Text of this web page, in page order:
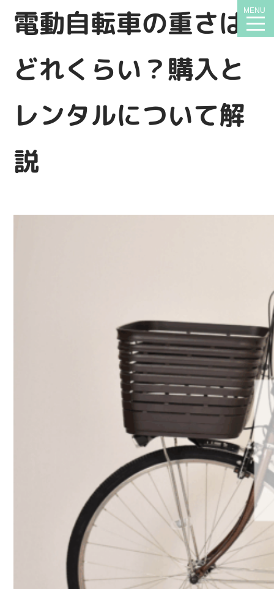
MENU
電動自転車の重さは
どれくらい？購入と
レンタルについて解
説